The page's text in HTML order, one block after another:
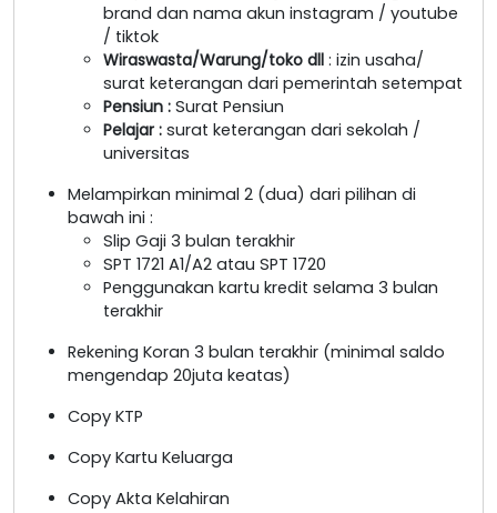
brand dan nama akun instagram / youtube
/ tiktok
Wiraswasta/Warung/toko dll : izin usaha/
surat keterangan dari pemerintah setempat
Pensiun : Surat Pensiun
Pelajar : surat keterangan dari sekolah /
universitas
Melampirkan minimal 2 (dua) dari pilihan di
bawah ini :
Slip Gaji 3 bulan terakhir
SPT 1721 A1/A2 atau SPT 1720
Penggunakan kartu kredit selama 3 bulan
terakhir
Rekening Koran 3 bulan terakhir (minimal saldo
mengendap 20juta keatas)
Copy KTP
Copy Kartu Keluarga
Copy Akta Kelahiran